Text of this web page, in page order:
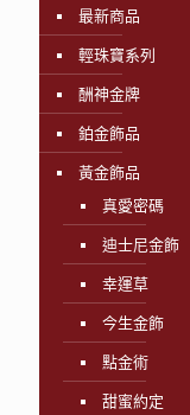
最新商品
輕珠寶系列
酬神金牌
鉑金飾品
黃金飾品
真愛密碼
迪士尼金飾
幸運草
今生金飾
點金術
甜蜜約定